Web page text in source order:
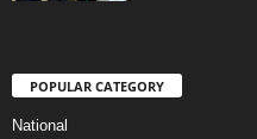
POPULAR CATEGORY
National